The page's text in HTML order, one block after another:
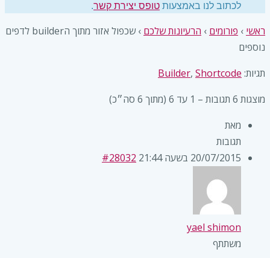
לכתוב לנו באמצעות טופס יצירת קשר.
ראשי › פורומים › הרעיונות שלכם ›
שכפול אזור מתוך הbuilder לדפים
נוספים
תגיות:
Builder, Shortcode
מוצגות 6 תגובות – 1 עד 6 (מתוך 6 סה״כ)
מאת
תגובות
20/07/2015 בשעה 21:44
#28032
yael shimon
משתתף